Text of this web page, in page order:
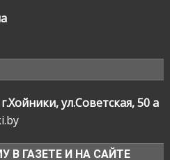
ул.Советская, 50 а
В ГАЗЕТЕ И НА САЙТЕ